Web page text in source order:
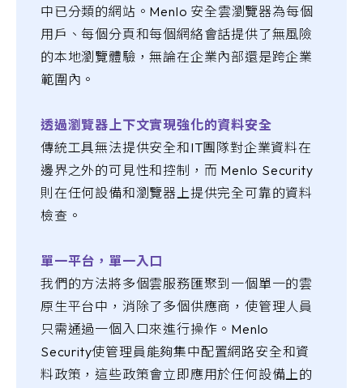
中已分類的網站。Menlo 安全雲瀏覽器為每個
用戶、每個分頁和每個網絡會話提供了無風險
的本地瀏覽體驗，無論在企業內部還是跨企業
範圍內。
透過瀏覽器上下文實現強化的資料安全
傳統工具無法提供安全和IT團隊對企業資料在
邊界之外的可見性和控制，而 Menlo Security
則在任何設備和瀏覽器上提供完全可靠的資料
檢查。
單一平台，單一入口
我們的方法將多個雲服務匯聚到一個單一的雲
原生平台中，消除了多個供應商，使管理人員
只需通過一個入口來進行操作。Menlo
Security使管理員能夠集中配置網路安全和資
料政策，這些政策會立即應用於任何設備上的